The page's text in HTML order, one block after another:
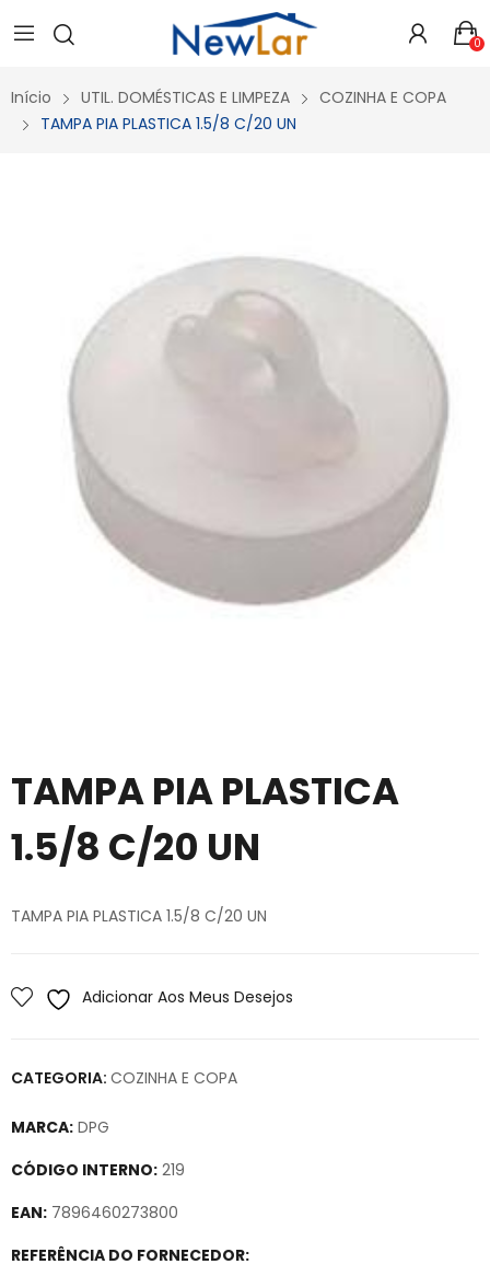
Secure crypto portfolio manager for desktops and mobile -
Visit Ledger Live
- easily manage, stake, and track assets. 0
Início UTIL. DOMÉSTICAS E LIMPEZA
COZINHA E COPA
TAMPA PIA PLASTICA 1.5/8 C/20 UN
TAMPA PIA PLASTICA
1.5/8 C/20 UN
TAMPA PIA PLASTICA 1.5/8 C/20 UN
Adicionar Aos Meus Desejos
CATEGORIA: COZINHA E COPA
MARCA: DPG
CÓDIGO INTERNO: 219
EAN: 7896460273800
REFERÊNCIA DO FORNECEDOR: